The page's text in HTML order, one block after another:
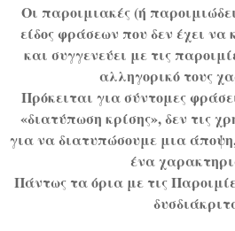
Οι παροιμιακές (ή
είδος φράσεων που δεν έχει
και συγγενεύει με τις
αλληγορικό τους
Πρόκειται για σύντομες
«διατύπωση κρίσης», δεν τις
για να διατυπώσουμε μια
ένα
Πάντως τα όρια με τις